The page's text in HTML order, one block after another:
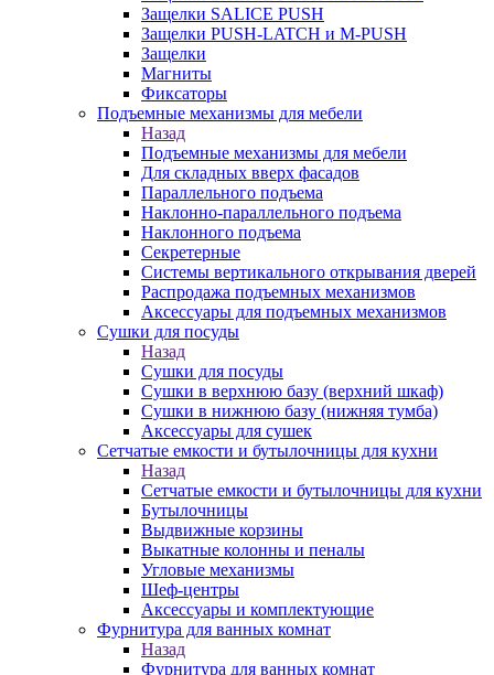
Защелки SALICE PUSH
Защелки PUSH-LATCH и M-PUSH
Защелки
Магниты
Фиксаторы
Подъемные механизмы для мебели
Назад
Подъемные механизмы для мебели
Для складных вверх фасадов
Параллельного подъема
Наклонно-параллельного подъема
Наклонного подъема
Секретерные
Системы вертикального открывания дверей
Распродажа подъемных механизмов
Аксессуары для подъемных механизмов
Сушки для посуды
Назад
Сушки для посуды
Сушки в верхнюю базу (верхний шкаф)
Сушки в нижнюю базу (нижняя тумба)
Аксессуары для сушек
Сетчатые емкости и бутылочницы для кухни
Назад
Сетчатые емкости и бутылочницы для кухни
Бутылочницы
Выдвижные корзины
Выкатные колонны и пеналы
Угловые механизмы
Шеф-центры
Аксессуары и комплектующие
Фурнитура для ванных комнат
Назад
Фурнитура для ванных комнат